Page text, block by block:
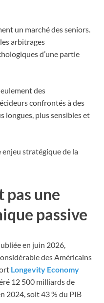
un marché des seniors.
arbitrages
d’une partie
des
confrontés à des
longues, plus sensibles et
enjeu stratégique de la
pas une
passive
en juin 2026,
des Américains
Longevity Economy
12 500 milliards de
2024, soit 43 % du PIB